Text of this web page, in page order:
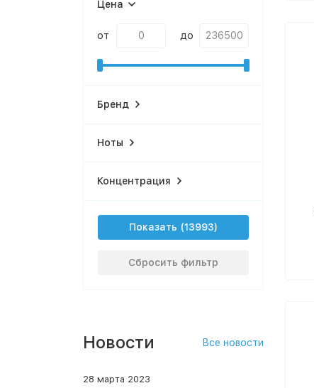
Цена
от до
Бренд
Ноты
Концентрация
Показать
Сбросить фильтр
Новости Все новости
28 марта 2023